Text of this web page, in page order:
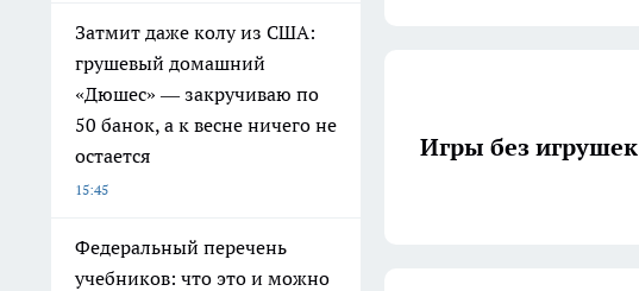
Затмит даже колу из США:
грушевый домашний
«Дюшес» — закручиваю по
50 банок, а к весне ничего не
остается
15:45
Федеральный перечень
учебников: что это и можно
Игры без игрушек